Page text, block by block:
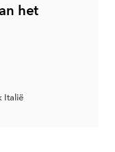
het
Italië